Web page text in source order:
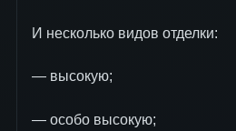
И несколько видов отделки:
— высокую;
— особо высокую;